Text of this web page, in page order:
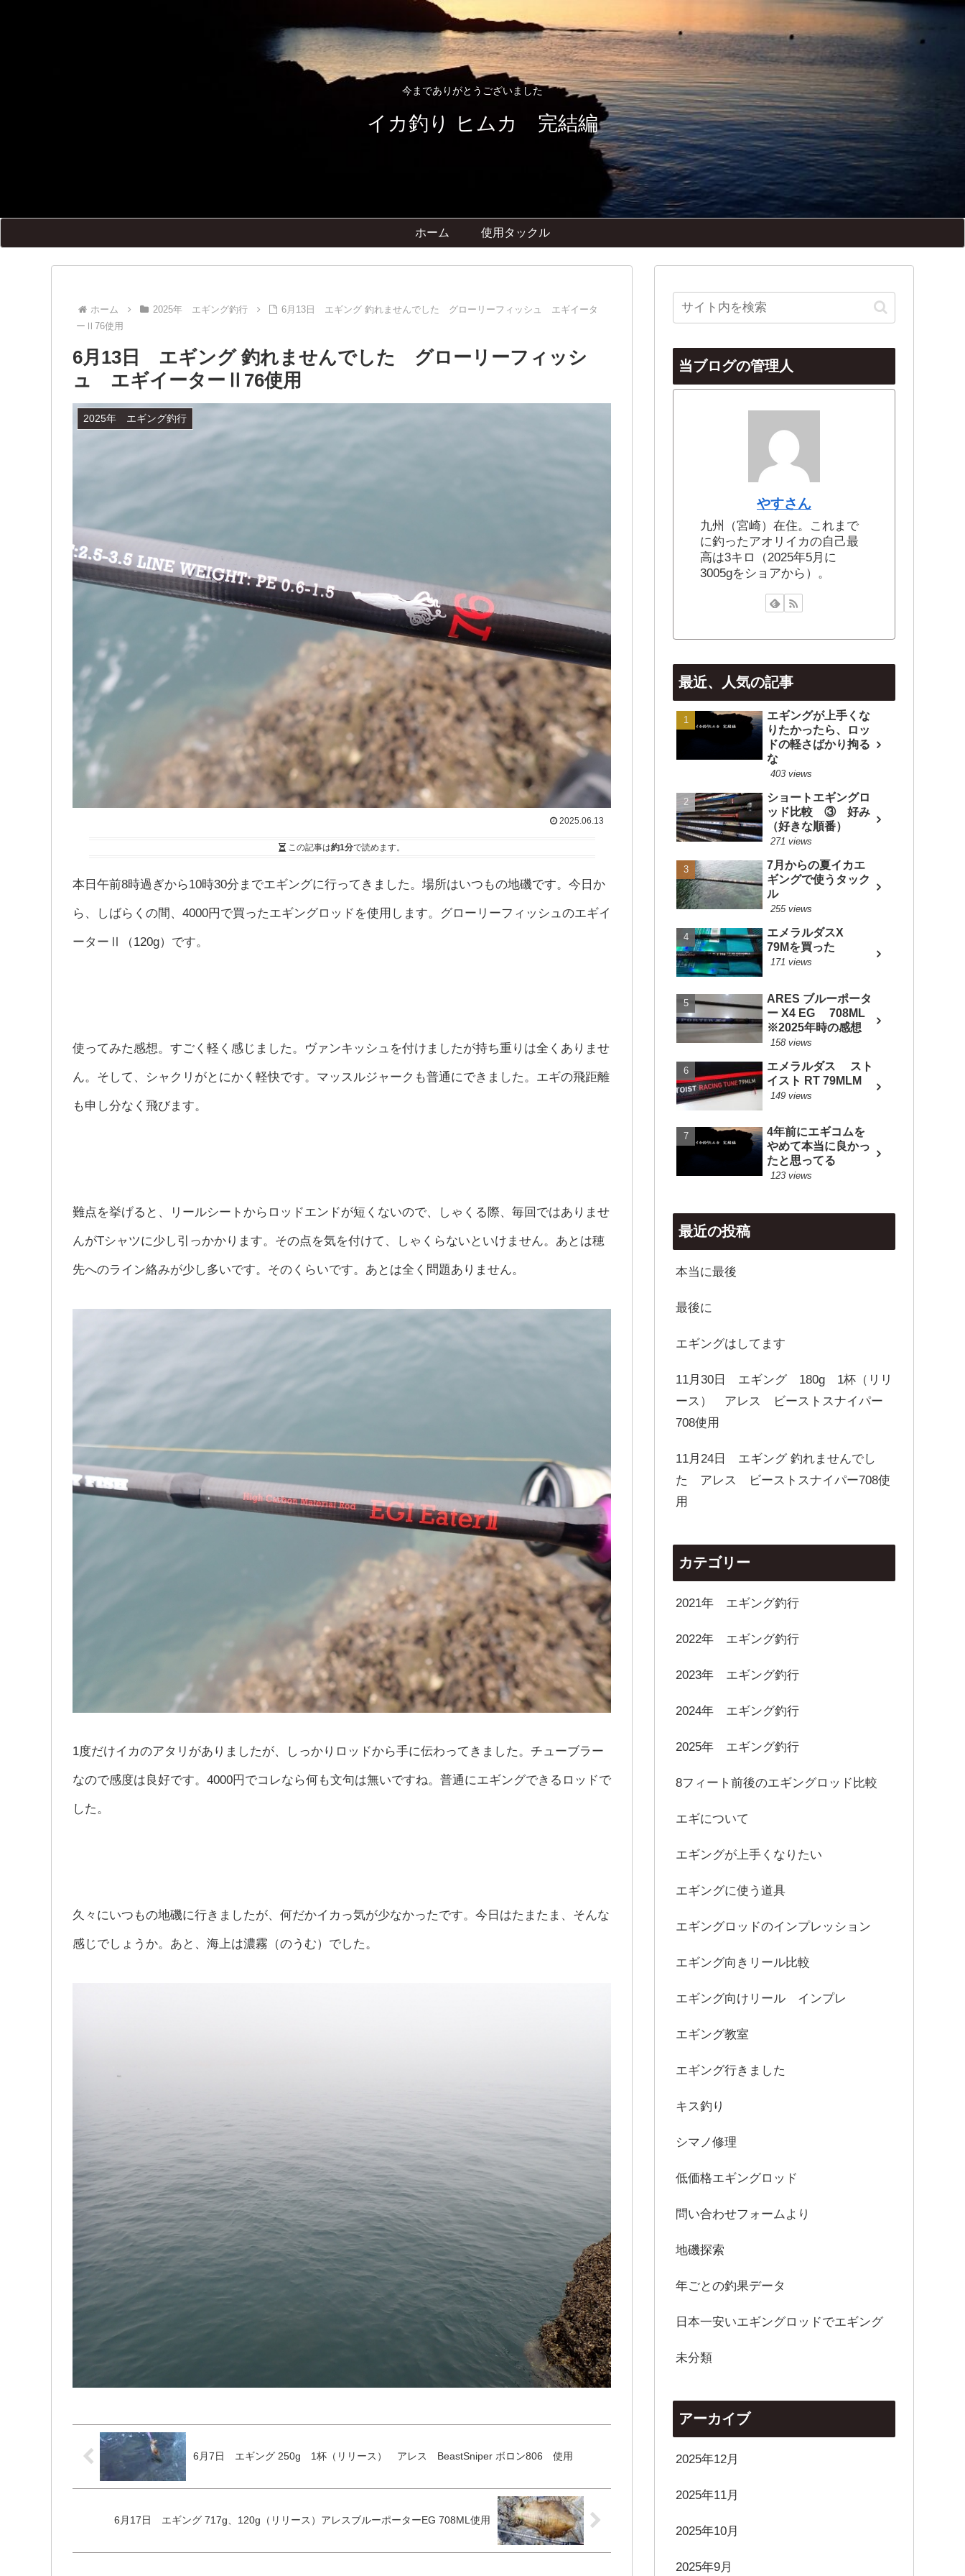
今までありがとうございました
イカ釣り ヒムカ 完結編
ホーム 使用タックル
ホーム 2025年 エギング釣行
6月13日 エギング 釣れませんでした グローリーフィッシュ エギイータ
ーⅡ76使用
6月13日 エギング 釣れませんでした グローリーフィッシ
ュ エギイーターⅡ76使用
2025年 エギング釣行
2025.06.13
この記事は約1分で読めます。
本日午前8時過ぎから10時30分までエギングに行ってきました。場所はいつもの地磯です。今日か
ら、しばらくの間、4000円で買ったエギングロッドを使用します。グローリーフィッシュのエギイ
ーターⅡ（120g）です。
使ってみた感想。すごく軽く感じました。ヴァンキッシュを付けましたが持ち重りは全くありませ
ん。そして、シャクリがとにかく軽快です。マッスルジャークも普通にできました。エギの飛距離
も申し分なく飛びます。
難点を挙げると、リールシートからロッドエンドが短くないので、しゃくる際、毎回ではありませ
んがTシャツに少し引っかかります。その点を気を付けて、しゃくらないといけません。あとは穂
先へのライン絡みが少し多いです。そのくらいです。あとは全く問題ありません。
1度だけイカのアタリがありましたが、しっかりロッドから手に伝わってきました。チューブラー
なので感度は良好です。4000円でコレなら何も文句は無いですね。普通にエギングできるロッドで
した。
久々にいつもの地磯に行きましたが、何だかイカっ気が少なかったです。今日はたまたま、そんな
感じでしょうか。あと、海上は濃霧（のうむ）でした。
6月7日 エギング 250g 1杯（リリース） アレス BeastSniper ボロン806 使用
6月17日 エギング 717g、120g（リリース）アレスブルーポーターEG 708ML使用
当ブログの管理人
やすさん
九州（宮崎）在住。これまで
に釣ったアオリイカの自己最
高は3キロ（2025年5月に
3005gをショアから）。
最近、人気の記事
エギングが上手くな
りたかったら、ロッ
ドの軽さばかり拘る
な
403 views
ショートエギングロ
ッド比較 ③ 好み
（好きな順番）
271 views
7月からの夏イカエ
ギングで使うタック
ル
255 views
エメラルダスX
79Mを買った
171 views
ARES ブルーポータ
ー X4 EG 708ML
※2025年時の感想
158 views
エメラルダス スト
イスト RT 79MLM
149 views
4年前にエギコムを
やめて本当に良かっ
たと思ってる
123 views
最近の投稿
本当に最後
最後に
エギングはしてます
11月30日 エギング 180g 1杯（リリ
ース） アレス ビーストスナイパー
708使用
11月24日 エギング 釣れませんでし
た アレス ビーストスナイパー708使
用
カテゴリー
2021年 エギング釣行
2022年 エギング釣行
2023年 エギング釣行
2024年 エギング釣行
2025年 エギング釣行
8フィート前後のエギングロッド比較
エギについて
エギングが上手くなりたい
エギングに使う道具
エギングロッドのインプレッション
エギング向きリール比較
エギング向けリール インプレ
エギング教室
エギング行きました
キス釣り
シマノ修理
低価格エギングロッド
問い合わせフォームより
地磯探索
年ごとの釣果データ
日本一安いエギングロッドでエギング
未分類
アーカイブ
2025年12月
2025年11月
2025年10月
2025年9月